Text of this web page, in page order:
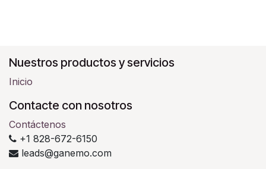
Nuestros productos y servicios
Inicio
Contacte con nosotros
Contáctenos
+1 828-672-6150
leads@ganemo.com